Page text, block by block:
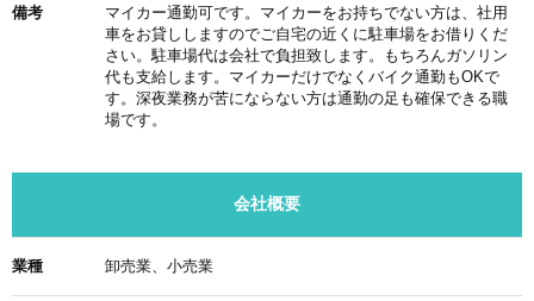
備考
マイカー通勤可です。マイカーをお持ちでない方は、社用
車をお貸ししますのでご自宅の近くに駐車場をお借りくだ
さい。駐車場代は会社で負担致します。もちろんガソリン
代も支給します。マイカーだけでなくバイク通勤もOKで
す。深夜業務が苦にならない方は通勤の足も確保できる職
場です。
会社概要
業種 卸売業、小売業